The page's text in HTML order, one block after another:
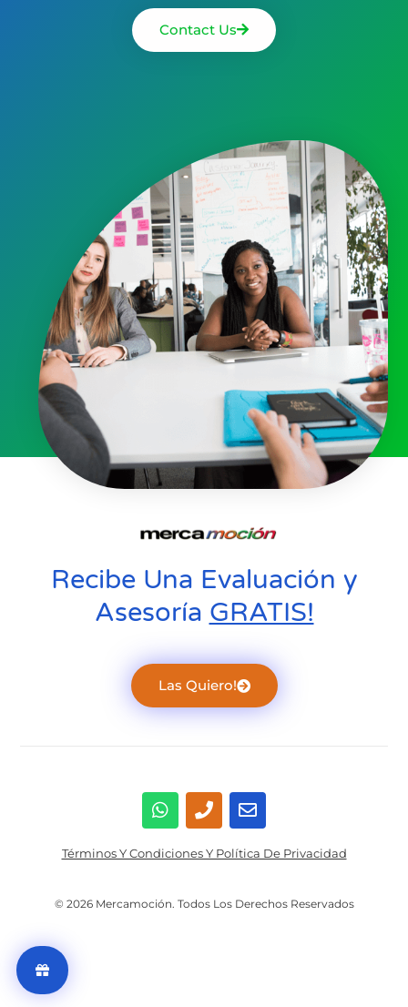
Contact Us
Recibe Una Evaluación y
Asesoría GRATIS!
Las Quiero!
Términos Y Condiciones Y Política De Privacidad
© 2026 Mercamoción. Todos Los Derechos Reservados